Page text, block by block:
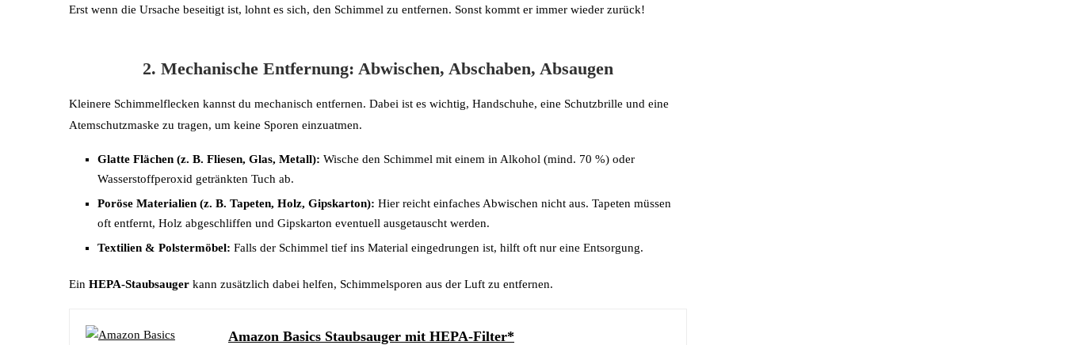
Erst wenn die Ursache beseitigt ist, lohnt es sich, den Schimmel zu entfernen. Sonst kommt er immer wieder zurück!
2. Mechanische Entfernung: Abwischen, Abschaben, Absaugen
Kleinere Schimmelflecken kannst du mechanisch entfernen. Dabei ist es wichtig, Handschuhe, eine Schutzbrille und eine
Atemschutzmaske zu tragen, um keine Sporen einzuatmen.
Glatte Flächen (z. B. Fliesen, Glas, Metall): Wische den Schimmel mit einem in Alkohol (mind. 70 %) oder
Wasserstoffperoxid getränkten Tuch ab.
Poröse Materialien (z. B. Tapeten, Holz, Gipskarton): Hier reicht einfaches Abwischen nicht aus. Tapeten müssen
oft entfernt, Holz abgeschliffen und Gipskarton eventuell ausgetauscht werden.
Textilien & Polstermöbel: Falls der Schimmel tief ins Material eingedrungen ist, hilft oft nur eine Entsorgung.
Ein HEPA-Staubsauger kann zusätzlich dabei helfen, Schimmelsporen aus der Luft zu entfernen.
Amazon Basics Staubsauger mit HEPA-Filter*